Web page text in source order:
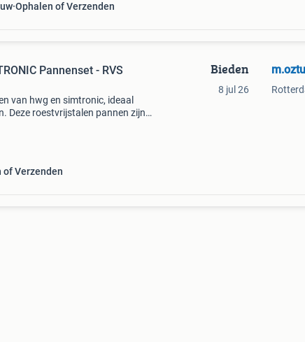
Ophalen of Verzenden
Pannenset - RVS
van hwg en simtronic, ideaal
Deze roestvrijstalen pannen zijn
of Verzenden
Bieden
8 jul 26